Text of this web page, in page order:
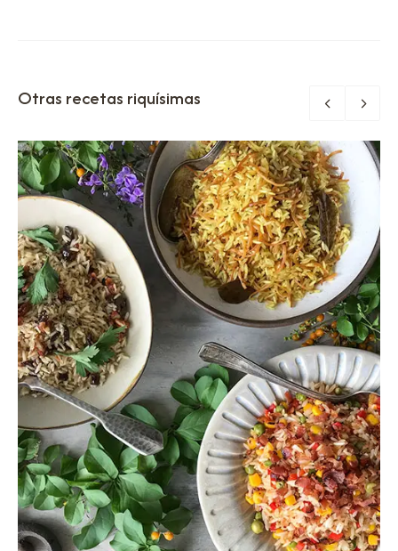
Otras recetas riquísimas